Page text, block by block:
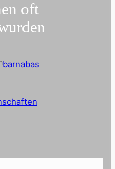
oft
barnabas